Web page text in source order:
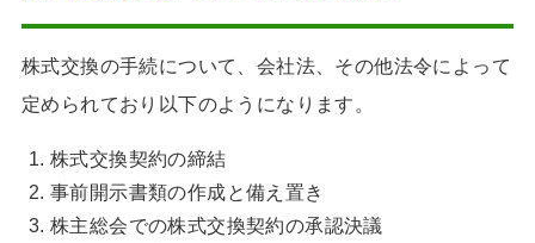
株式交換の手続について、会社法、その他法令によって
定められており以下のようになります。
株式交換契約の締結
事前開示書類の作成と備え置き
株主総会での株式交換契約の承認決議